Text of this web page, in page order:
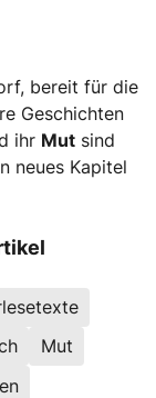
bereit für die
Geschichten
ihr Mut sind
neues Kapitel
Mut